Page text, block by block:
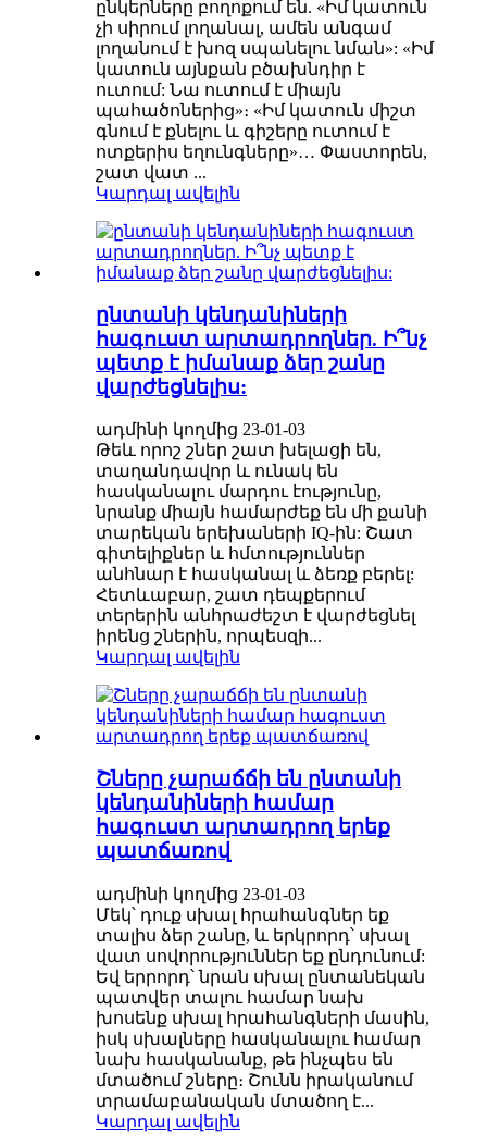
ընկերները բողոքում են. «Իմ կատուն
չի սիրում լողանալ, ամեն անգամ
լողանում է խոզ սպանելու նման»: «Իմ
կատուն այնքան բծախնդիր է
ուտում: Նա ուտում է միայն
պահածոներից»։ «Իմ կատուն միշտ
գնում է քնելու և գիշերը ուտում է
ոտքերիս եղունգները»… Փաստորեն,
շատ վատ ...
Կարդալ ավելին
ընտանի կենդանիների
հագուստ արտադրողներ. Ի՞նչ
պետք է իմանաք ձեր շանը
վարժեցնելիս:
ադմինի կողմից 23-01-03
Թեև որոշ շներ շատ խելացի են,
տաղանդավոր և ունակ են
հասկանալու մարդու էությունը,
նրանք միայն համարժեք են մի քանի
տարեկան երեխաների IQ-ին: Շատ
գիտելիքներ և հմտություններ
անհնար է հասկանալ և ձեռք բերել:
Հետևաբար, շատ դեպքերում
տերերին անհրաժեշտ է վարժեցնել
իրենց շներին, որպեսզի...
Կարդալ ավելին
Շները չարաճճի են ընտանի
կենդանիների համար
հագուստ արտադրող երեք
պատճառով
ադմինի կողմից 23-01-03
Մեկ՝ դուք սխալ հրահանգներ եք
տալիս ձեր շանը, և երկրորդ՝ սխալ
վատ սովորություններ եք ընդունում:
Եվ երրորդ՝ նրան սխալ ընտանեկան
պատվեր տալու համար նախ
խոսենք սխալ հրահանգների մասին,
իսկ սխալները հասկանալու համար
նախ հասկանանք, թե ինչպես են
մտածում շները։ Շունն իրականում
տրամաբանական մտածող է...
Կարդալ ավելին